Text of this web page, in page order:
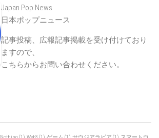
Japan Pop News
日本ポップニュース
記事投稿、広報記事掲載を受け付けており
ますので、
こちらからお問い合わせください。